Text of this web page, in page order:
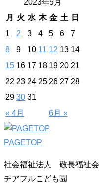
2023年5月
月
火 水 木 金 土 日
« 4月 6月 »
1 2 3 4 5 6
7
8
9 10 11 12 13 14
15 16 17 18 19 20 21
22 23 24 25 26 27 28
29 30 31
PAGETOP
社会福祉法人 敬長福祉会
チアフルこども園